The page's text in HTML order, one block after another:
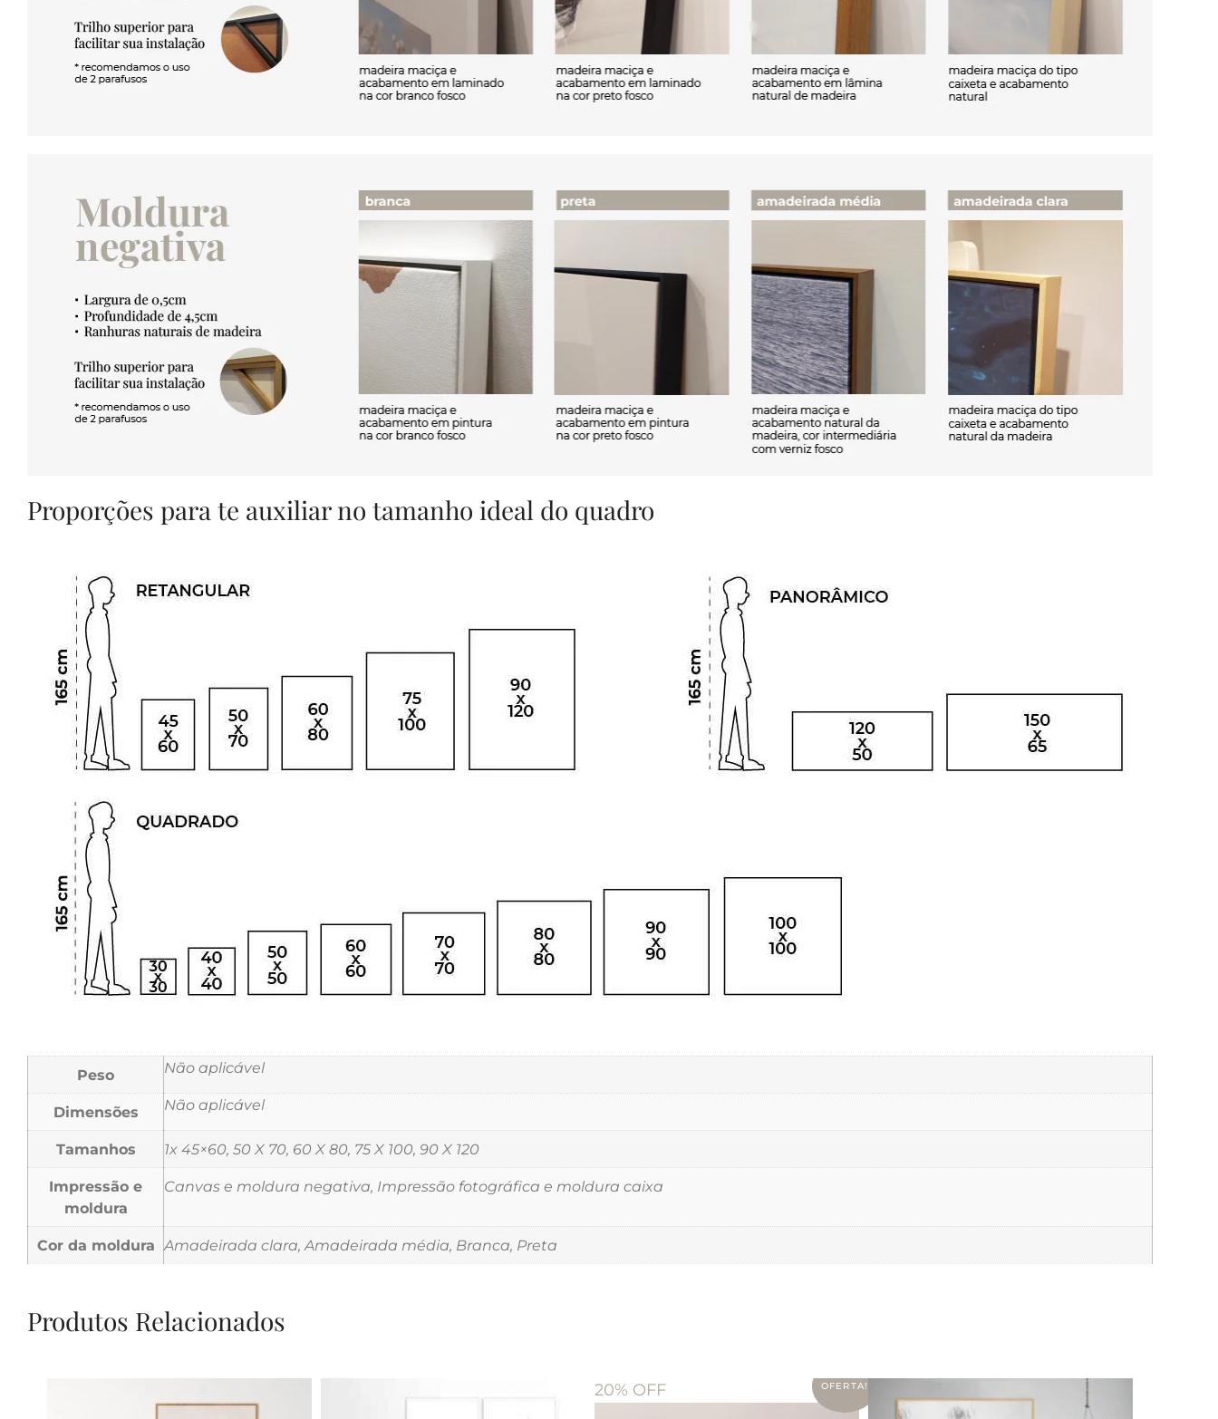
Proporções para te auxiliar no tamanho ideal do quadro
Peso Não aplicável
Dimensões Não aplicável
Tamanhos 1x 45×60, 50 X 70, 60 X 80, 75 X 100, 90 X 120
Impressão e
moldura
Canvas e moldura negativa, Impressão fotográfica e moldura caixa
Cor da moldura Amadeirada clara, Amadeirada média, Branca, Preta
Produtos Relacionados
20% OFF OFERTA!